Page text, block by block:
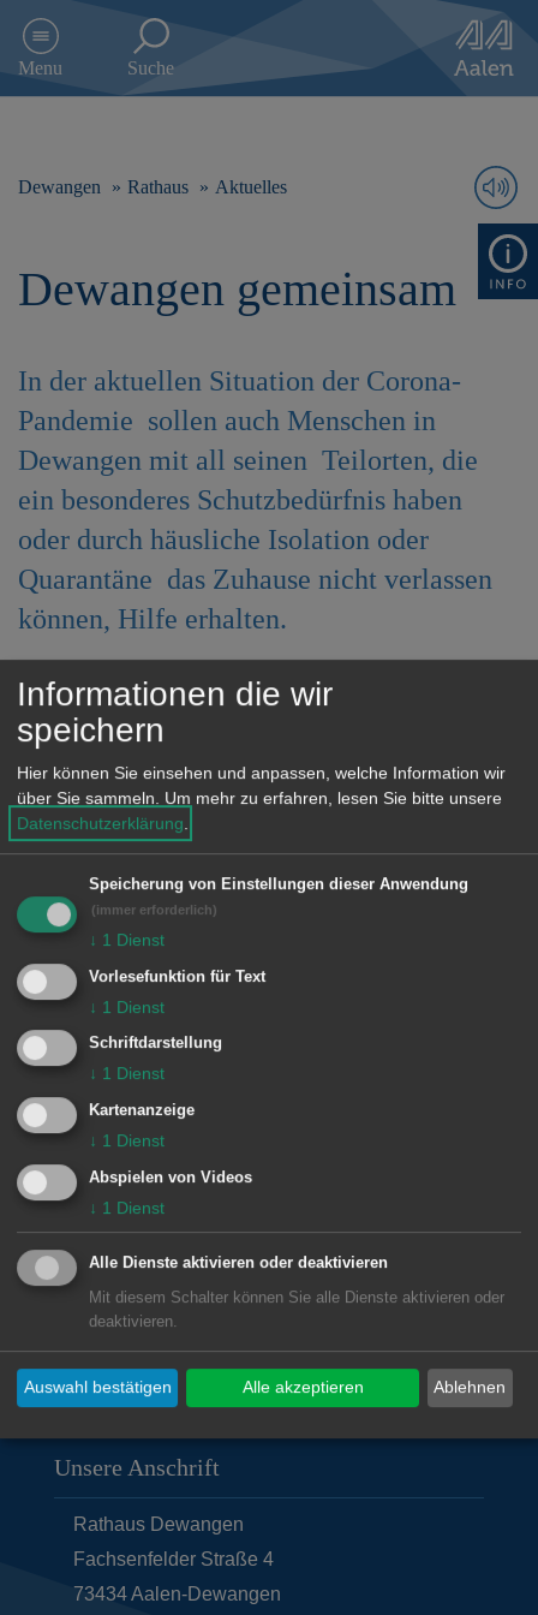
e
Menu Suche
Dewangen Rathaus Aktuelles
Dewangen gemeinsam
In der aktuellen Situation der Corona-
Pandemie sollen auch Menschen in
Dewangen mit all seinen Teilorten, die
ein besonderes Schutzbedürfnis haben
oder durch häusliche Isolation oder
Quarantäne das Zuhause nicht verlassen
können, Hilfe erhalten.
Ortsvorsteherin Andrea Zeißler und
Ortschaftsrat Helmut Gentner haben
gemeinsam mit Ehrenamtlichen aus
verschiedenen Dewanger Vereinen die
Gruppe „Dewangen gemeinsam“ ins
Einkäufe im Wellandmarkt erledigt und
Rezepte bei Apotheken eingelöst
werden.
Die Helfenden sind von Montag bis
Samstag jeweils von 9.00 bis 12.00
Uhr und von 15.00 bis 17.00 Uhr wie
folgt zu erreichen: Telefonisch unter
0176 233 980 74 oder per E-Mail unter
dewangen.gemeinsam@t-online.de
© Stadt Aalen, 27.03.2020
Unsere Anschrift
Rathaus Dewangen
Fachsenfelder Straße 4
73434Aalen-Dewangen
Informationen die wir
speichern
Hier können Sie einsehen und anpassen, welche Information wir
über Sie sammeln.
Um mehr zu erfahren, lesen Sie bitte unsere
Datenschutzerklärung
Speicherung von Einstellungen dieser Anwendung
(immer erforderlich)
↓ 1 Dienst
Vorlesefunktion für Text
↓ 1 Dienst
Schriftdarstellung
↓ 1 Dienst
Kartenanzeige
↓ 1 Dienst
Abspielen von Videos
↓ 1 Dienst
Alle Dienste aktivieren oder deaktivieren
Mit diesem Schalter können Sie alle Dienste aktivieren oder
deaktivieren.
Ablehnen
Auswahl bestätigen Alle akzeptieren